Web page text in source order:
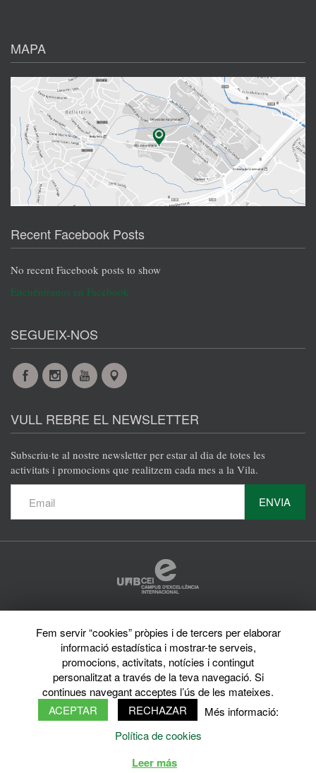
MAPA
Recent Facebook Posts
No recent Facebook posts to show
Encuéntranos en Facebook
SEGUEIX-NOS
FacebookInstagram
YouTubeMaps
VULL REBRE EL NEWSLETTER
Subscriu·te al nostre newsletter per estar al dia de totes les
activitats i promocions que realitzem cada mes a la Vila.
ENVIA
Avís legal
Privacy policy
Sobre el web
Directori de la UAB
© 2026 Vila Universitària UAB Tots els drets reservats
Fem servir “cookies” pròpies i de tercers per elaborar
informació estadística i mostrar-te serveis,
promocions, activitats, notícies i contingut
personalitzat a través de la teva navegació. Si
continues navegant acceptes l’ús de les mateixes.
ACEPTAR
RECHAZAR
Més informació:
Política de cookies
Leer más